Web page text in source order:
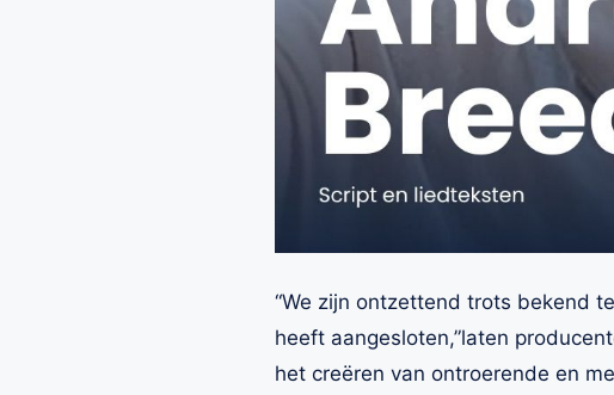
“We zijn ontzettend trots bekend
heeft aangesloten,”laten
het creëren van ontroerende en